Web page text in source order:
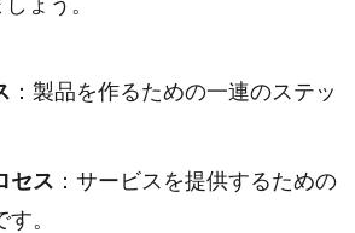
：製品を作るための一連のステッ
セス ：サービスを提供するための
。